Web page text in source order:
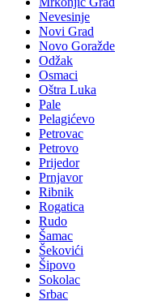
Nevesinje
Novi Grad
Novo Goražde
Odžak
Osmaci
Oštra Luka
Pale
Pelagićevo
Petrovac
Petrovo
Prijedor
Prnjavor
Ribnik
Rogatica
Rudo
Šamac
Šekovići
Šipovo
Sokolac
Srbac